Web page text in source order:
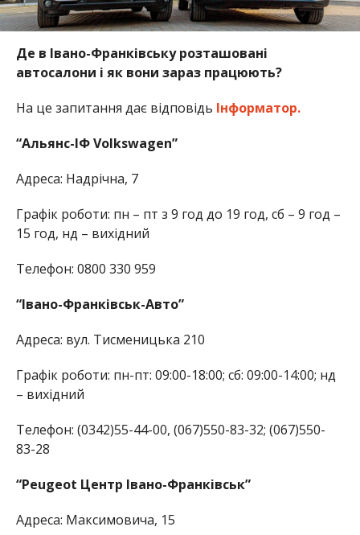
Де в Івано-Франківську розташовані
автосалони і як вони зараз працюють?
На це запитання дає відповідь Інформатор.
“Альянс-ІФ Volkswagen”
Адреса: Надрічна, 7
Графік роботи: пн – пт з 9 год до 19 год, сб – 9 год –
15 год, нд – вихідний
Телефон: 0800 330 959
“Івано-Франківськ-Авто”
Адреса: вул. Тисменицька 210
Графік роботи: пн-пт: 09:00-18:00; сб: 09:00-14:00; нд
– вихідний
Телефон: (0342)55-44-00, (067)550-83-32; (067)550-
83-28
“Peugeot Центр Івано-Франківськ”
Адреса: Максимовича, 15